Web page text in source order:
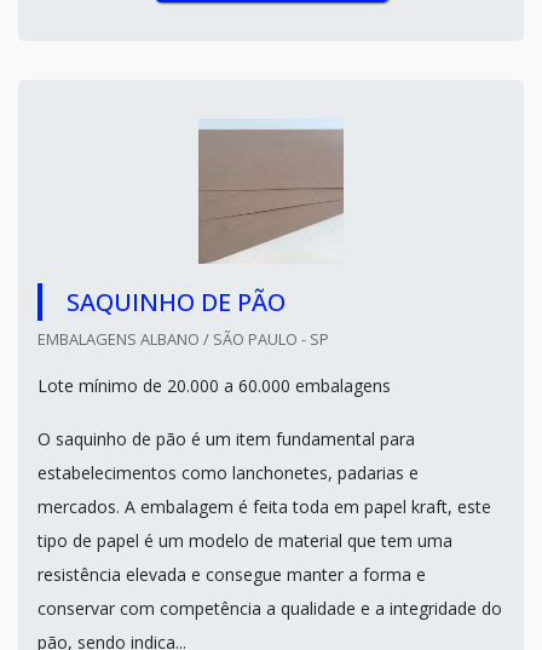
SAQUINHO DE PÃO
EMBALAGENS ALBANO / SÃO PAULO - SP
Lote mínimo de 20.000 a 60.000 embalagens
O saquinho de pão é um item fundamental para
estabelecimentos como lanchonetes, padarias e
mercados. A embalagem é feita toda em papel kraft, este
tipo de papel é um modelo de material que tem uma
resistência elevada e consegue manter a forma e
conservar com competência a qualidade e a integridade do
pão, sendo indica...